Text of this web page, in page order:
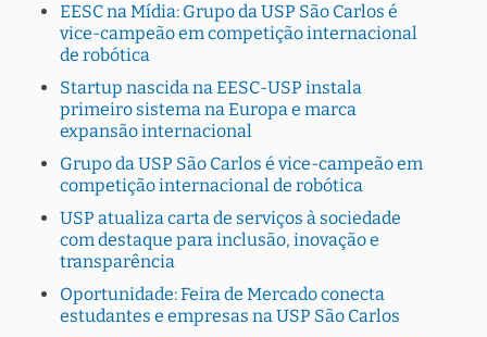
EESC na Mídia: Grupo da USP São Carlos é
vice-campeão em competição internacional
de robótica
Startup nascida na EESC-USP instala
primeiro sistema na Europa e marca
expansão internacional
Grupo da USP São Carlos é vice-campeão em
competição internacional de robótica
USP atualiza carta de serviços à sociedade
com destaque para inclusão, inovação e
transparência
Oportunidade: Feira de Mercado conecta
estudantes e empresas na USP São Carlos